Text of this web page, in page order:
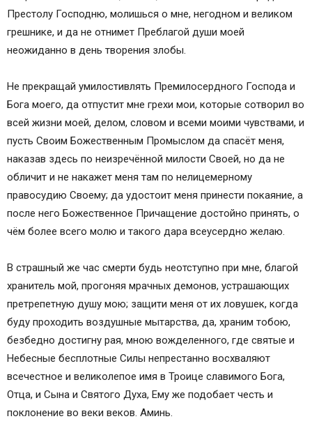
Престолу Господню, молишься о мне, негодном и великом
грешнике, и да не отнимет Преблагой души моей
неожиданно в день творения злобы.
Не прекращай умилостивлять Премилосердного Господа и
Бога моего, да отпустит мне грехи мои, которые сотворил во
всей жизни моей, делом, словом и всеми моими чувствами, и
пусть Своим Божественным Промыслом да спасёт меня,
наказав здесь по неизречённой милости Своей, но да не
обличит и не накажет меня там по нелицемерному
правосудию Своему; да удостоит меня принести покаяние, а
после него Божественное Причащение достойно принять, о
чём более всего молю и такого дара всеусердно желаю.
В страшный же час смерти будь неотступно при мне, благой
хранитель мой, прогоняя мрачных демонов, устрашающих
претрепетную душу мою; защити меня от их ловушек, когда
буду проходить воздушные мытарства, да, храним тобою,
безбедно достигну рая, мною вожделенного, где святые и
Небесные бесплотные Силы непрестанно восхваляют
всечестное и великолепое имя в Троице славимого Бога,
Отца, и Сына и Святого Духа, Ему же подобает честь и
поклонение во веки веков. Аминь.